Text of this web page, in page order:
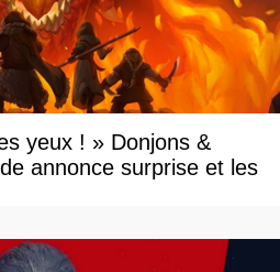
yeux ! » Donjons &
annonce surprise et les